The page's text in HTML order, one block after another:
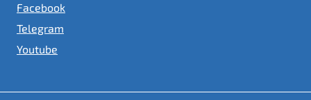
Facebook
Telegram
Youtube